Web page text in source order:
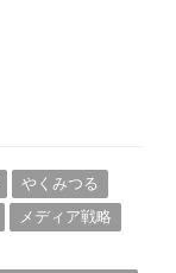
やくみつる
メディア戦略